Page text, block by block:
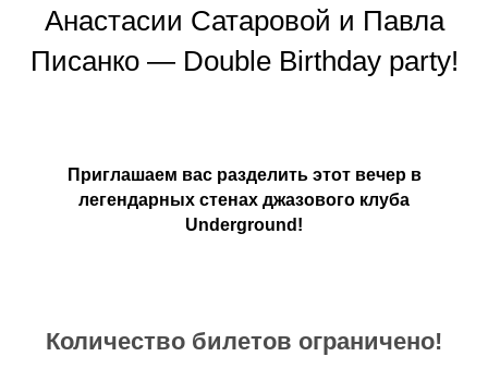
Анастасии Сатаровой и Павла
Писанко — Double Birthday party!
Приглашаем вас разделить этот вечер в
легендарных стенах джазового клуба
Underground!
Количество билетов ограничено!